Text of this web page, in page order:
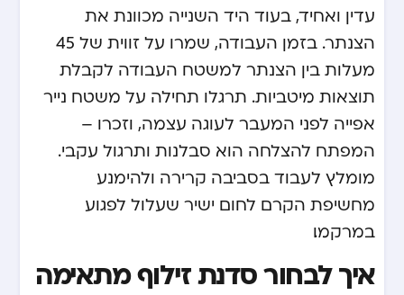
עדין ואחיד, בעוד היד השנייה מכוונת את
הצנתר. בזמן העבודה, שמרו על זווית של 45
מעלות בין הצנתר למשטח העבודה לקבלת
תוצאות מיטביות. תרגלו תחילה על משטח נייר
אפייה לפני המעבר לעוגה עצמה, וזכרו –
המפתח להצלחה הוא סבלנות ותרגול עקבי.
מומלץ לעבוד בסביבה קרירה ולהימנע
מחשיפת הקרם לחום ישיר שעלול לפגוע
במרקמו.
איך לבחור סדנת זילוף מתאימה